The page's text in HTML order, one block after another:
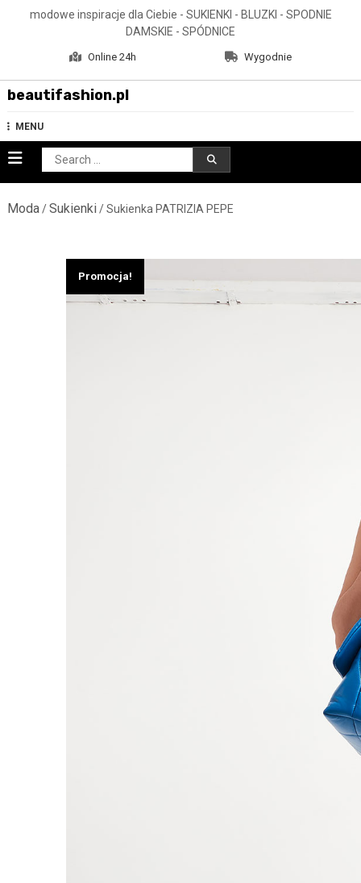
modowe inspiracje dla Ciebie - SUKIENKI - BLUZKI - SPODNIE
DAMSKIE - SPÓDNICE
Online 24h Wygodnie
beautifashion.pl
MENU
Search
for:
Moda/Sukienki/ Sukienka PATRIZIA PEPE
Promocja!